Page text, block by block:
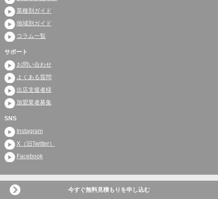
業種別ガイド
地域別ガイド
コラム一覧
サポート
お問い合わせ
よくある質問
出店支援者様
加盟業者募集
SNS
Instagram
X（旧Twitter）
Facebook
店舗内装工事見積り比較.com © 2010 Infomake Inc.
今すぐ無料見積もりを申し込む